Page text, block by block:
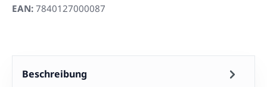
EAN: 7840127000087
Beschreibung